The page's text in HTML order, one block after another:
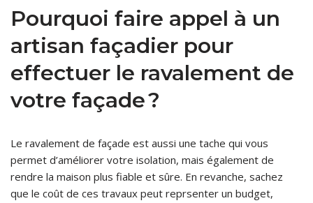
Pourquoi faire appel à un
artisan façadier pour
effectuer le ravalement de
votre façade ?
Le ravalement de façade est aussi une tache qui vous
permet d’améliorer votre isolation, mais également de
rendre la maison plus fiable et sûre. En revanche, sachez
que le coût de ces travaux peut reprsenter un budget,